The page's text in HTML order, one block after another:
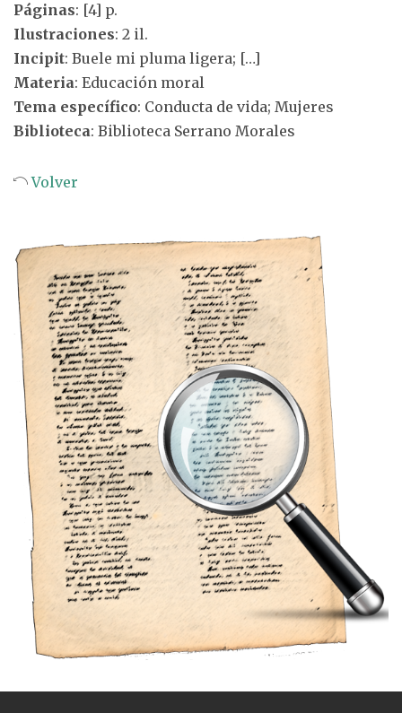
Páginas: [4] p.
Ilustraciones: 2 il.
Incipit: Buele mi pluma ligera; […]
Materia: Educación moral
Tema específico: Conducta de vida; Mujeres
Biblioteca: Biblioteca Serrano Morales
Volver